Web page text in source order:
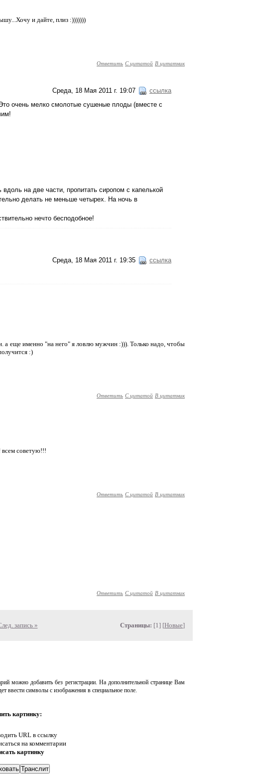
и дайте, плиз :)))))))
Ответить С цитатой В цитатник
Среда, 18 Мая 2011 г. 19:07 ссылка
очень мелко смолотые сушеные плоды (вместе с
на две части, пропитать сиропом с капелькой
делать не меньше четырех. На ночь в
нечто бесподобное!
Среда, 18 Мая 2011 г. 19:35 ссылка
а еще именно "на него" я ловлю мужчин :))). Только надо, чтобы
:)
Ответить С цитатой В цитатник
советую!!!
Ответить С цитатой В цитатник
Ответить С цитатой В цитатник
запись » Страницы: [1] [Новые]
можно добавить без регистрации. На дополнительной странице Вам
ввести символы с изображения в специальное поле.
картинку:
URL в ссылку
на комментарии
картинку